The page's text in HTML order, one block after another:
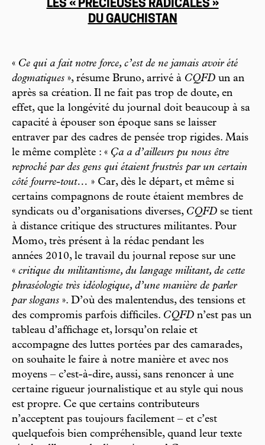
LES « PRÉCIEUSES RADICALES »
DU GAUCHISTAN
« Ce qui a fait notre force, c’est de ne jamais avoir été
dogmatiques », résume Bruno, arrivé à CQFD un an
après sa création. Il ne fait pas trop de doute, en
effet, que la longévité du journal doit beaucoup à sa
capacité à épouser son époque sans se laisser
entraver par des cadres de pensée trop rigides. Mais
le même complète : « Ça a d’ailleurs pu nous être
reproché par des gens qui étaient frustrés par un certain
côté fourre-tout… » Car, dès le départ, et même si
certains compagnons de route étaient membres de
syndicats ou d’organisations diverses, CQFD se tient
à distance critique des structures militantes. Pour
Momo, très présent à la rédac pendant les
années 2010, le travail du journal repose sur une
« critique du militantisme, du langage militant, de cette
phraséologie très idéologique, d’une manière de parler
par slogans ». D’où des malentendus, des tensions et
des compromis parfois difficiles. CQFD n’est pas un
tableau d’affichage et, lorsqu’on relaie et
accompagne des luttes portées par des camarades,
on souhaite le faire à notre manière et avec nos
moyens – c’est-à-dire, aussi, sans renoncer à une
certaine rigueur journalistique et au style qui nous
est propre. Ce que certains contributeurs
n’acceptent pas toujours facilement – et c’est
quelquefois bien compréhensible, quand leur texte